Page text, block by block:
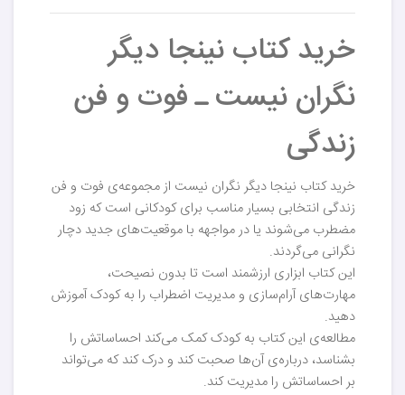
خرید کتاب نینجا دیگر
نگران نیست ـ فوت و فن
زندگی
خرید کتاب نینجا دیگر نگران نیست از مجموعه‌ی فوت و فن
زندگی انتخابی بسیار مناسب برای کودکانی است که زود
مضطرب می‌شوند یا در مواجهه با موقعیت‌های جدید دچار
نگرانی می‌گردند.
این کتاب ابزاری ارزشمند است تا بدون نصیحت،
مهارت‌های آرام‌سازی و مدیریت اضطراب را به کودک آموزش
دهید.
مطالعه‌ی این کتاب به کودک کمک می‌کند احساساتش را
بشناسد، درباره‌ی آن‌ها صحبت کند و درک کند که می‌تواند
بر احساساتش را مدیریت کند.